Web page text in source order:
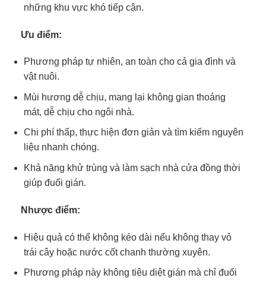
những khu vực khó tiếp cận.
Ưu điểm:
Phương pháp tự nhiên, an toàn cho cả gia đình và
vật nuôi.
Mùi hương dễ chịu, mang lại không gian thoáng
mát, dễ chịu cho ngôi nhà.
Chi phí thấp, thực hiện đơn giản và tìm kiếm nguyên
liệu nhanh chóng.
Khả năng khử trùng và làm sạch nhà cửa đồng thời
giúp đuổi gián.
Nhược điểm:
Hiệu quả có thể không kéo dài nếu không thay vỏ
trái cây hoặc nước cốt chanh thường xuyên.
Phương pháp này không tiêu diệt gián mà chỉ đuổi